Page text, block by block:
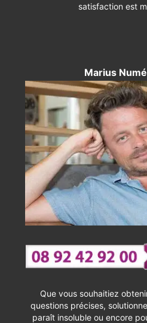
satisfaction est
Marius
Que vous souhaitiez
questions précises,
paraît insoluble ou encore